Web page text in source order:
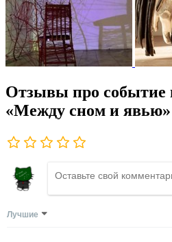
Отзывы про событие
«Между сном и явью»
Лучшие